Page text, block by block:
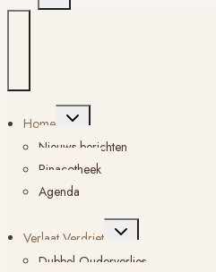
Home
Toggle
submenu
Nieuws berichten
Pinacotheek
Agenda
Verlaat Verdriet
Toggle
submenu
Dubbel Ouderverlies